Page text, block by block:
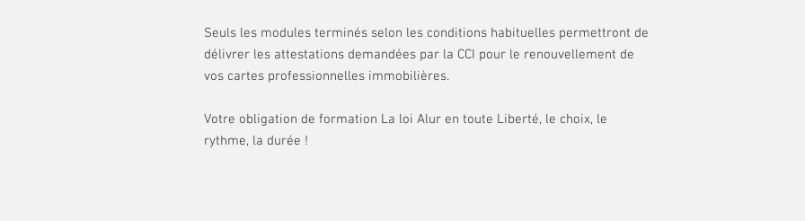
Seuls les modules terminés selon les conditions habituelles permettront de
délivrer les attestations demandées par la CCI pour le renouvellement de
vos cartes professionnelles immobilières.
Votre obligation de formation La loi Alur en toute Liberté, le choix, le
rythme, la durée !